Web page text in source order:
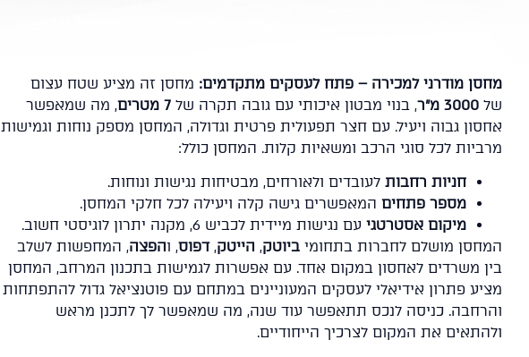
מחסן מודרני למכירה – פתח לעסקים מתקדמים: מחסן זה מציע שטח עצום
של 3000 מ"ר , בנוי מבטון איכותי עם גובה תקרה של 7 מטרים
, מה שמאפשר
אחסון גבוה ויעיל. עם חצר תפעולית פרטית וגדולה, המחסן מספק נוחות וגמישות
מרביות לכל סוגי הרכב ומשאיות קלות. המחסן כולל:
חניות רחבות לעובדים ולאורחים, מבטיחות נגישות ונוחות.
מספר פתחים המאפשרים גישה קלה ויעילה לכל חלקי המחסן.
מיקום אסטרטגי עם נגישות מיידית לכביש 6, מקנה יתרון לוגיסטי חשוב.
המחסן מושלם לחברות בתחומי ביוטק, הייטק,דפוס, והפצה, המחפשות לשלב
בין משרדים לאחסון במקום אחד. עם אפשרות לגמישות בתכנון המרחב, המחסן
מציע פתרון אידיאלי לעסקים המעוניינים במתחם עם פוטנציאל גדול להתפתחות
והרחבה. כניסה לנכס תתאפשר עוד שנה, מה שמאפשר לך לתכנן מראש
ולהתאים את המקום לצרכיך הייחודיים.